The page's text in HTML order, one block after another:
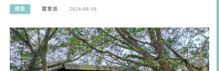
南投 寫食派 2024-08-19